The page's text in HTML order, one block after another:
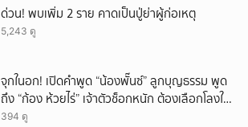
ด่วน! พบเพิ่ม 2 ราย คาดเป็นปู่ย่าผู้ก่อเหตุ
5,243 ดู
จุกในอก! เปิดคำพูด “น้องพั๊นซ์” ลูกบุญธรรม พูด
ถึง “ก้อง ห้วยไร่” เจ้าตัวช็อกหนัก ต้องเลือกโลงให้
ลูก!
394 ดู